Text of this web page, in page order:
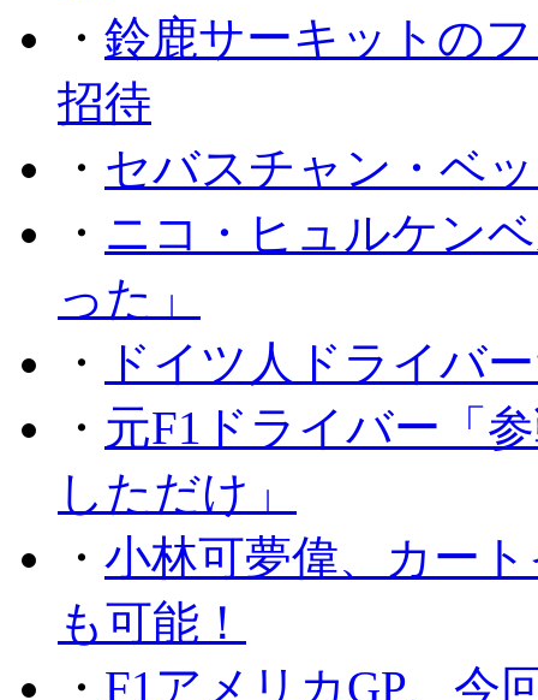
・ 鈴鹿サーキットの
招待
・ セバスチャン・ベ
・ ニコ・ヒュルケン
った」
・
ドイツ人ドライバ
・ 元F1ドライバー「
しただけ」
・ 小林可夢偉、カー
も可能！
・ F1アメリカGP、今